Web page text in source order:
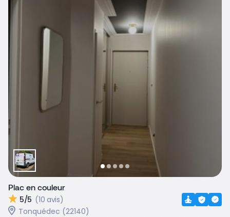
Plac en couleur
5/5 (10 avis)
Tonquédec (22140)